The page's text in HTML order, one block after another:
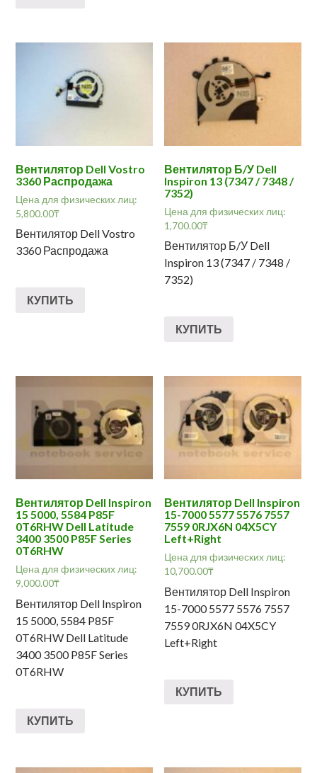
Вентилятор Dell Vostro
3360 Распродажа
Цена для физических лиц:
5,800.00₸
Вентилятор Dell Vostro
3360 Распродажа
КУПИТЬ
Вентилятор Б/У Dell
Inspiron 13 (7347 / 7348 /
7352)
Цена для физических лиц:
1,700.00₸
Вентилятор Б/У Dell
Inspiron 13 (7347 / 7348 /
7352)
КУПИТЬ
Вентилятор Dell Inspiron
15 5000, 5584 P85F
0T6RHW Dell Latitude
3400 3500 P85F Series
0T6RHW
Цена для физических лиц:
9,000.00₸
Вентилятор Dell Inspiron
15 5000, 5584 P85F
0T6RHW Dell Latitude
3400 3500 P85F Series
0T6RHW
КУПИТЬ
Вентилятор Dell Inspiron
15-7000 5577 5576 7557
7559 0RJX6N 04X5CY
Left+Right
Цена для физических лиц:
10,700.00₸
Вентилятор Dell Inspiron
15-7000 5577 5576 7557
7559 0RJX6N 04X5CY
Left+Right
КУПИТЬ